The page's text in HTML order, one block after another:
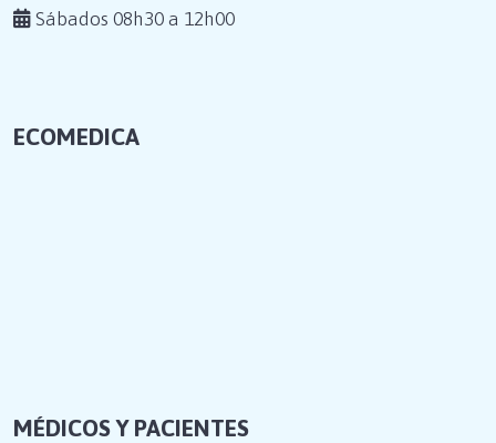
Sábados 08h30 a 12h00
ECOMEDICA
MÉDICOS Y PACIENTES